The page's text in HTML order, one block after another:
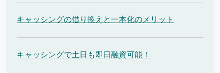
キャッシングの借り換えと一本化のメリット
キャッシングで土日も即日融資可能！